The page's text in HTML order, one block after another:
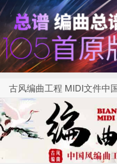
古风编曲工程 MIDI文件中